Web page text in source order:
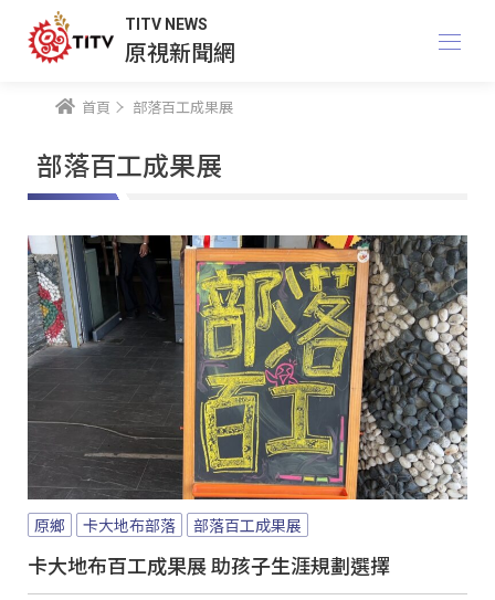
TITV NEWS
原視新聞網
首頁 部落百工成果展
部落百工成果展
原鄉 卡大地布部落 部落百工成果展
卡大地布百工成果展 助孩子生涯規劃選擇